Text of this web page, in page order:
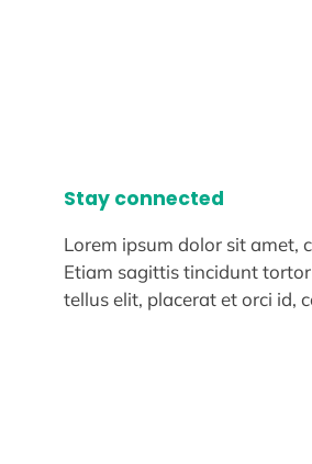
Stay connected
Lorem ipsum dolor sit amet,
Etiam sagittis tincidunt
tellus elit, placerat et orci id,